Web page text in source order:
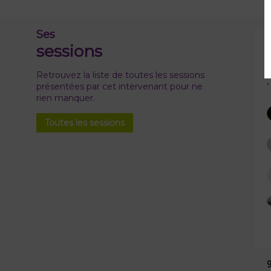
Ses
sessions
Retrouvez la liste de toutes les sessions
présentées par cet intervenant pour ne
rien manquer.
Toutes les sessions